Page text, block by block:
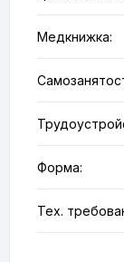
Медкнижка:
Форма:
Тех.